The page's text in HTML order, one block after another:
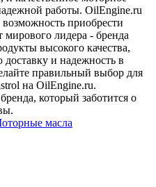
работы. OilEngine.ru
приобрести
мирового лидера - бренда
высокого качества,
и надежность в
правильный выбор для
на OilEngine.ru.
который заботится о
масла